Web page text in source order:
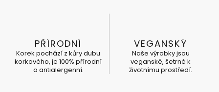
PŘÍRODNÍ
Korek pochází z kůry dubu
korkového, je 100% přírodní
a antialergenní.
VEGANSKÝ
Naše výrobky jsou
veganské, šetrné k
životnímu prostředí.